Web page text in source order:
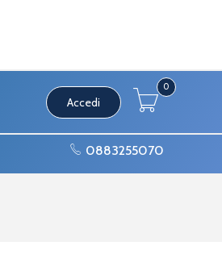
Accedi
0
0883255070